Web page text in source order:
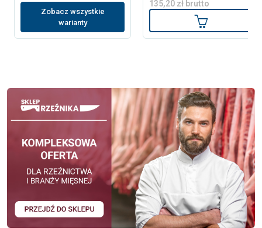
Zobacz wszystkie
warianty
135,20 zł brutto
Dodaj do